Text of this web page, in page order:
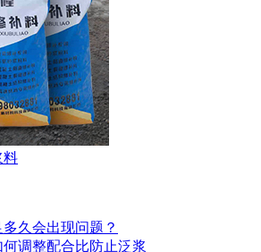
料
久会出现问题？
调整配合比防止泛浆